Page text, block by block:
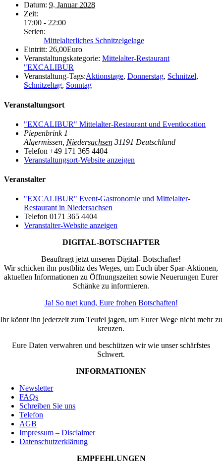
Datum: 9. Januar 2028
Zeit:
17:00 - 22:00
Serien:
Mittelalterliches Schnitzelgelage
Eintritt: 26,00Euro
Veranstaltungskategorie: Mittelalter-Restaurant
"EXCALIBUR
Veranstaltung-Tags:Aktionstage, Donnerstag, Schnitzel,
Schnitzeltag, Sonntag
Veranstaltungsort
"EXCALIBUR" Mittelalter-Restaurant und Eventlocation
Piepenbrink 1
Algermissen Niedersachsen 31191 Deutschland
Telefon +49 171 365 4404
Veranstaltungsort-Website anzeigen
Veranstalter
"EXCALIBUR" Event-Gastronomie und Mittelalter-
Restaurant in Niedersachsen
Telefon 0171 365 4404
Veranstalter-Website anzeigen
DIGITAL-BOTSCHAFTER
Beauftragt jetzt unseren Digital- Botschafter!
Wir schicken ihn postblitz des Weges, um Euch über Spar-Aktionen,
aktuellen Informationen zu Öffnungszeiten sowie Neuerungen Eurer
Schänke zu informieren.
Ja! So tuet kund, Eure frohen Botschaften!
Ihr könnt ihn jederzeit zum Teufel jagen, um Eurer Wege nicht mehr zu
kreuzen.
Eure Daten verwahren und beschützen wir wie unser schärfstes
Schwert.
INFORMATIONEN
Newsletter
FAQs
Schreiben Sie uns
Telefon
AGB
Impressum – Disclaimer
Datenschutzerklärung
EMPFEHLUNGEN